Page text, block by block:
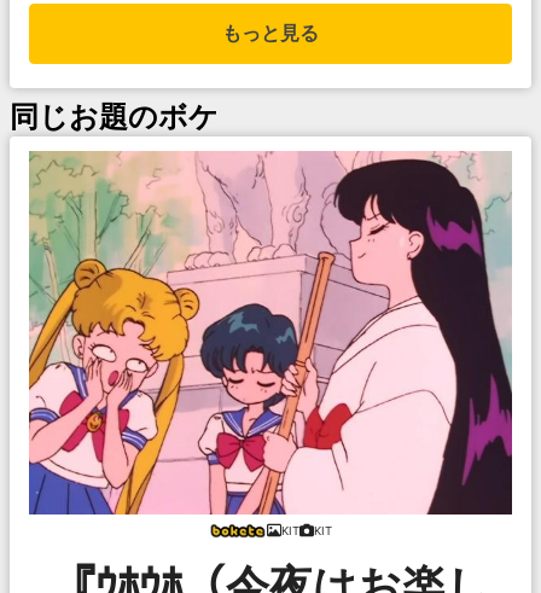
もっと見る
同じお題のボケ
KIT KIT